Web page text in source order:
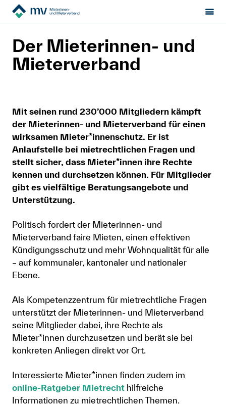
Mietrecht
Politik & Positionen
Über uns
Kontakt
Newsletter
Mitglied werden
Anmelden
Shop
Der Mieterinnen- und
Mieterverband
Mit seinen rund 230’000 Mitgliedern kämpft
der Mieterinnen- und Mieterverband für einen
wirksamen Mieter*innenschutz. Er ist
Anlaufstelle bei mietrechtlichen Fragen und
stellt sicher, dass Mieter*innen ihre Rechte
kennen und durchsetzen können. Für Mitglieder
gibt es vielfältige Beratungsangebote und
Unterstützung.
Politisch fordert der Mieterinnen- und
Mieterverband faire Mieten, einen effektiven
Kündigungsschutz und mehr Wohnqualität für alle
– auf kommunaler, kantonaler und nationaler
Ebene.
Als Kompetenzzentrum für mietrechtliche Fragen
unterstützt der Mieterinnen- und Mieterverband
seine Mitglieder dabei, ihre Rechte als
Mieter*innen durchzusetzen und berät sie bei
konkreten Anliegen direkt vor Ort.
Interessierte Mieter*innen finden zudem im
online-Ratgeber Mietrecht hilfreiche
Informationen zu mietrechtlichen Themen.